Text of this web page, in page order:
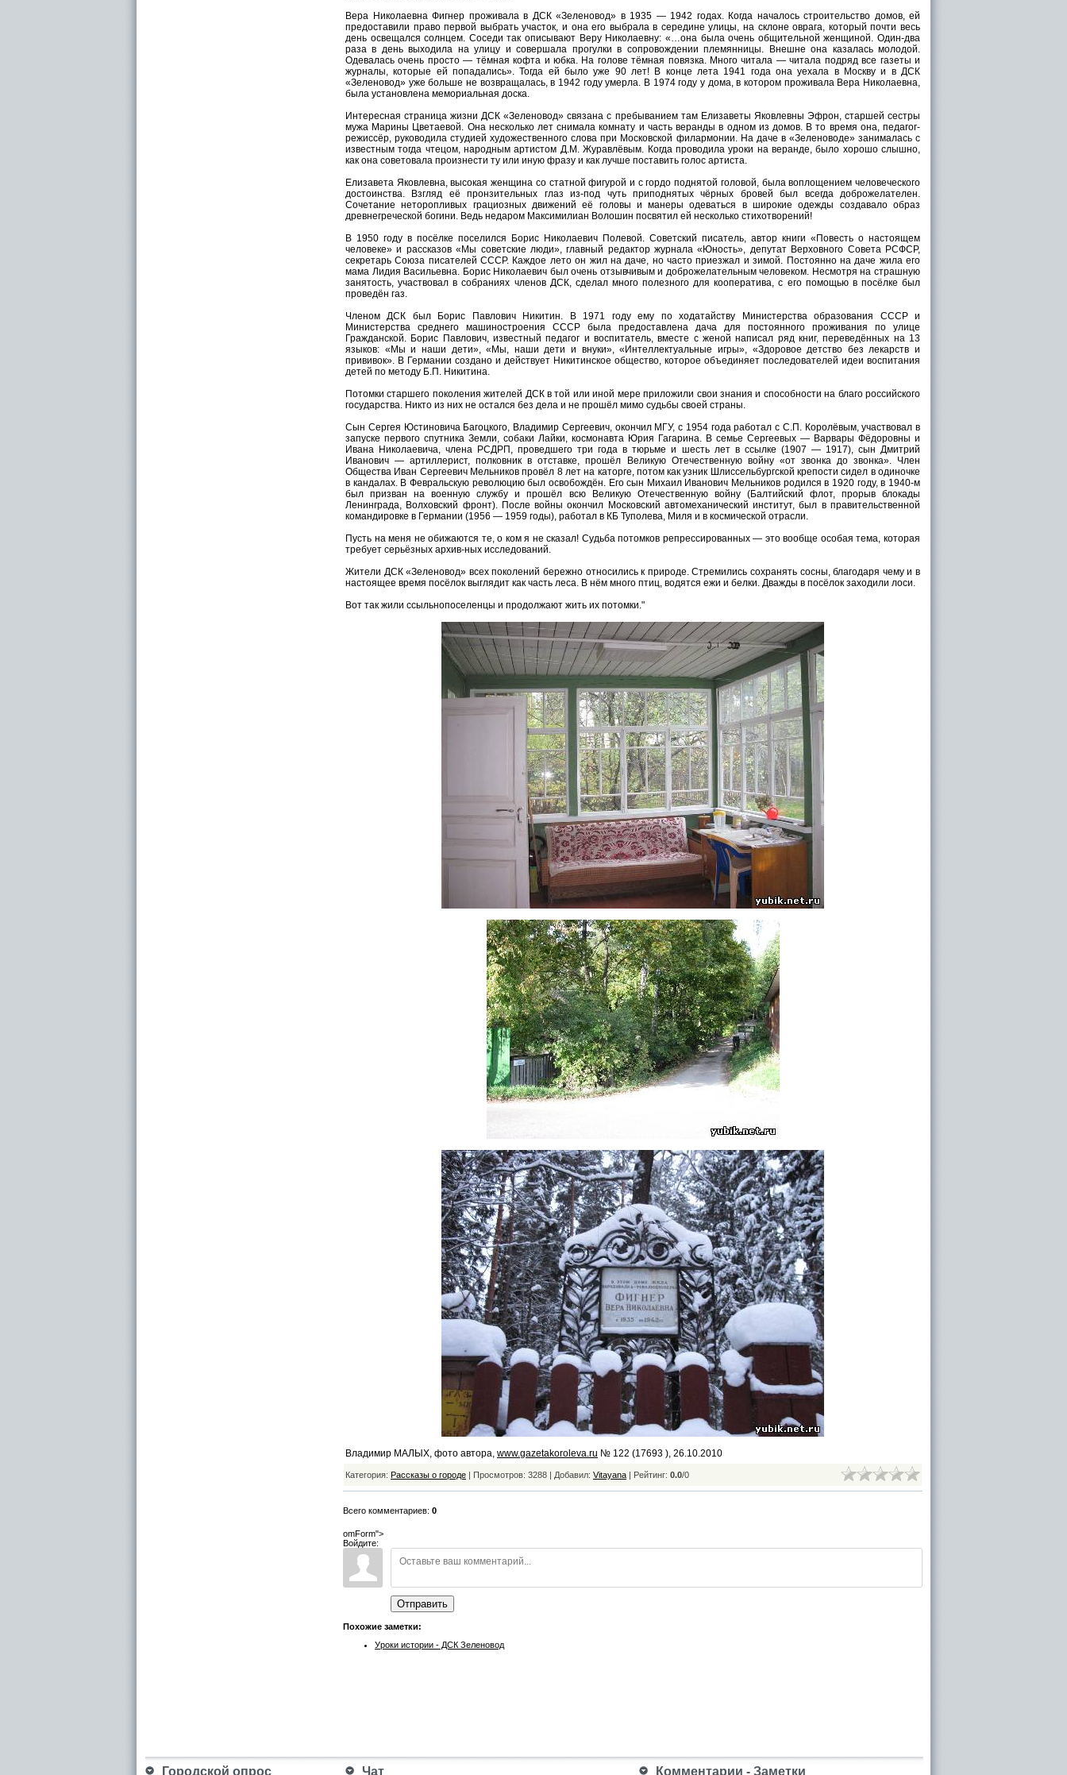
Вера Николаевна Фигнер проживала в ДСК «Зеленовод» в 1935 — 1942 годах. Когда началось строительство домов, ей
предоставили право первой выбрать участок, и она его выбрала в середине улицы, на склоне оврага, который почти весь
день освещался солнцем. Соседи так описывают Веру Николаевну: «…она была очень общительной женщиной. Один-два
раза в день выходила на улицу и совершала прогулки в сопровождении племянницы. Внешне она казалась молодой.
Одевалась очень просто — тёмная кофта и юбка. На голове тёмная повязка. Много читала — читала подряд все газеты и
журналы, которые ей попадались». Тогда ей было уже 90 лет! В конце лета 1941 года она уехала в Москву и в ДСК
«Зеленовод» уже больше не возвращалась, в 1942 году умерла. В 1974 году у дома, в котором проживала Вера Николаевна,
была установлена мемориальная доска.
Интересная страница жизни ДСК «Зеленовод» связана с пребыванием там Елизаветы Яковлевны Эфрон, старшей сестры
мужа Марины Цветаевой. Она несколько лет снимала комнату и часть веранды в одном из домов. В то время она, педагог-
режиссёр, руководила студией художественного слова при Московской филармонии. На даче в «Зеленоводе» занималась с
известным тогда чтецом, народным артистом Д.М. Журавлёвым. Когда проводила уроки на веранде, было хорошо слышно,
как она советовала произнести ту или иную фразу и как лучше поставить голос артиста.
Елизавета Яковлевна, высокая женщина со статной фигурой и с гордо поднятой головой, была воплощением человеческого
достоинства. Взгляд её пронзительных глаз из-под чуть приподнятых чёрных бровей был всегда доброжелателен.
Сочетание неторопливых грациозных движений её головы и манеры одеваться в широкие одежды создавало образ
древнегреческой богини. Ведь недаром Максимилиан Волошин посвятил ей несколько стихотворений!
В 1950 году в посёлке поселился Борис Николаевич Полевой. Советский писатель, автор книги «Повесть о настоящем
человеке» и рассказов «Мы советские люди», главный редактор журнала «Юность», депутат Верховного Совета РСФСР,
секретарь Союза писателей СССР. Каждое лето он жил на даче, но часто приезжал и зимой. Постоянно на даче жила его
мама Лидия Васильевна. Борис Николаевич был очень отзывчивым и доброжелательным человеком. Несмотря на страшную
занятость, участвовал в собраниях членов ДСК, сделал много полезного для кооператива, с его помощью в посёлке был
проведён газ.
Членом ДСК был Борис Павлович Никитин. В 1971 году ему по ходатайству Министерства образования СССР и
Министерства среднего машиностроения СССР была предоставлена дача для постоянного проживания по улице
Гражданской. Борис Павлович, известный педагог и воспитатель, вместе с женой написал ряд книг, переведённых на 13
языков: «Мы и наши дети», «Мы, наши дети и внуки», «Интеллектуальные игры», «Здоровое детство без лекарств и
прививок». В Германии создано и действует Никитинское общество, которое объединяет последователей идеи воспитания
детей по методу Б.П. Никитина.
Потомки старшего поколения жителей ДСК в той или иной мере приложили свои знания и способности на благо российского
государства. Никто из них не остался без дела и не прошёл мимо судьбы своей страны.
Сын Сергея Юстиновича Багоцкого, Владимир Сергеевич, окончил МГУ, с 1954 года работал с С.П. Королёвым, участвовал в
запуске первого спутника Земли, собаки Лайки, космонавта Юрия Гагарина. В семье Сергеевых — Варвары Фёдоровны и
Ивана Николаевича, члена РСДРП, проведшего три года в тюрьме и шесть лет в ссылке (1907 — 1917), сын Дмитрий
Иванович — артиллерист, полковник в отставке, прошёл Великую Отечественную войну «от звонка до звонка». Член
Общества Иван Сергеевич Мельников провёл 8 лет на каторге, потом как узник Шлиссельбургской крепости сидел в одиночке
в кандалах. В Февральскую революцию был освобождён. Его сын Михаил Иванович Мельников родился в 1920 году, в 1940-м
был призван на военную службу и прошёл всю Великую Отечественную войну (Балтийский флот, прорыв блокады
Ленинграда, Волховский фронт). После войны окончил Московский автомеханический институт, был в правительственной
командировке в Германии (1956 — 1959 годы), работал в КБ Туполева, Миля и в космической отрасли.
Пусть на меня не обижаются те, о ком я не сказал! Судьба потомков репрессированных — это вообще особая тема, которая
требует серьёзных архив-ных исследований.
Жители ДСК «Зеленовод» всех поколений бережно относились к природе. Стремились сохранять сосны, благодаря чему и в
настоящее время посёлок выглядит как часть леса. В нём много птиц, водятся ежи и белки. Дважды в посёлок заходили лоси.
Вот так жили ссыльнопоселенцы и продолжают жить их потомки."
Владимир МАЛЫХ, фото автора, www.gazetakoroleva.ru № 122 (17693 ), 26.10.2010
Категория: Рассказы о городе | Просмотров: 3288 | Добавил: Vitayana | Рейтинг: 0.0/0
Всего комментариев: 0
omForm">
Войдите:
Отправить
Похожие заметки:
Уроки истории - ДСК Зеленовод
Городской опрос Чат Комментарии - Заметки